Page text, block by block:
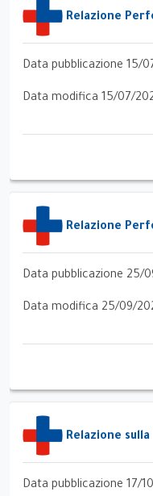
Relazione
Data pubblicazione 15/
Data modifica 15/07/
Relazione
Data pubblicazione 25/
Data modifica 25/09/
Relazione
Data pubblicazione 17/